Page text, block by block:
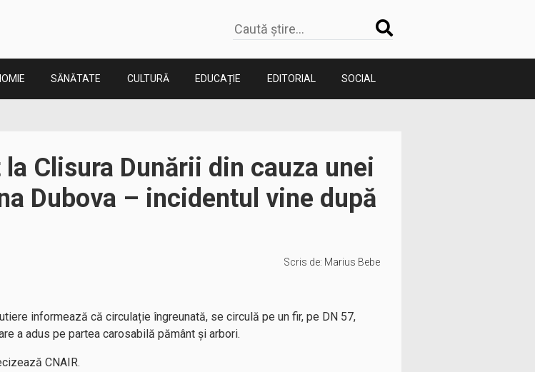
SĂNĂTATE CULTURĂ EDUCAȚIE EDITORIAL SOCIAL
Clisura Dunării din cauza unei
Dubova – incidentul vine după
Scris de: Marius Bebe
informează că circulație îngreunată, se circulă pe un fir, pe DN 57,
a adus pe partea carosabilă pământ și arbori.
CNAIR.